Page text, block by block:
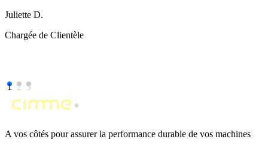
Juliette D.
Chargée de Clientèle
1 2 3
A vos côtés pour assurer la performance durable de vos machines